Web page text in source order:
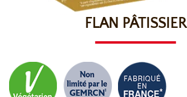
FLAN PÂTISSIER